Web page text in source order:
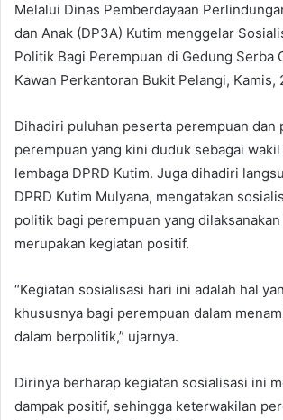
Melalui Dinas Pemberdayaan
dan Anak (DP3A) Kutim menggelar
Politik Bagi Perempuan di Gedung Serba
Kawan Perkantoran Bukit Pelangi, Kamis,
Dihadiri puluhan peserta perempuan dan
perempuan yang kini duduk sebagai
lembaga DPRD Kutim. Juga dihadiri
DPRD Kutim Mulyana, mengatakan
politik bagi perempuan yang
merupakan kegiatan positif.
“Kegiatan sosialisasi hari ini adalah hal
khususnya bagi perempuan dalam
dalam berpolitik,” ujarnya.
Dirinya berharap kegiatan sosialisasi ini
dampak positif, sehingga keterwakilan